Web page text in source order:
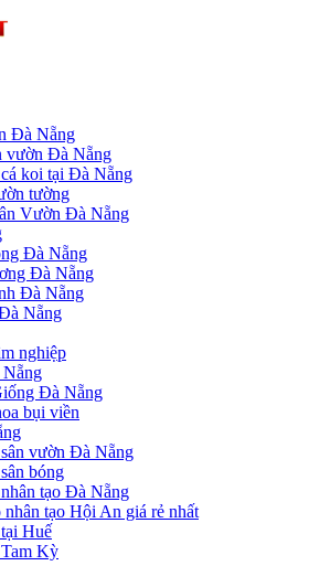
Đà Nẵng
vườn Đà Nẵng
koi tại Đà Nẵng
tường
Vườn Đà Nẵng
Đà Nẵng
Đà Nẵng
Đà Nẵng
Nẵng
nghiệp
Đà Nẵng
bụi viền
vườn Đà Nẵng
bóng
tạo Đà Nẵng
nhân tạo Hội An giá rẻ nhất
Huế
Kỳ